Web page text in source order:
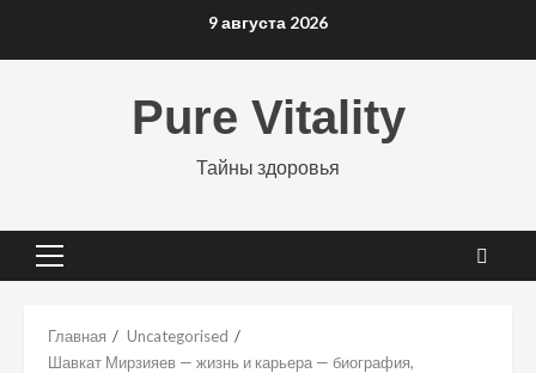
9 августа 2026
Pure Vitality
Тайны здоровья
Основное
Главная
Uncategorised
Шавкат Мирзияев — жизнь и карьера — биография,